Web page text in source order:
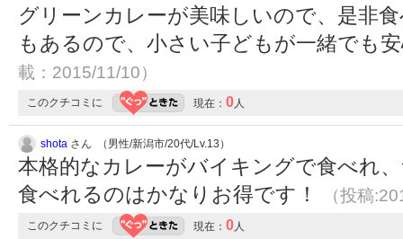
グリーンカレーが美味しいので、是非
もあるので、小さい子どもが一緒でも
載：2015/11/10）
このクチコミに 現在： 0人
shota さん （男性/新潟市/20代/Lv.13）
本格的なカレーがバイキングで食べれ
食べれるのはかなりお得です！
（投稿
このクチコミに 現在： 0人